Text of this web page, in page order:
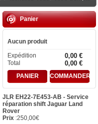
Panier
Aucun produit
Expédition
0,00 €
Total 0,00 €
PANIER COMMANDER
JLR EH22-7E453-AB - Service
réparation shift Jaguar Land
Rover
Prix :250,00€